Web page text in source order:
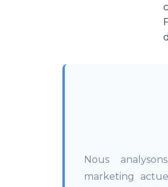
Nous
marketing